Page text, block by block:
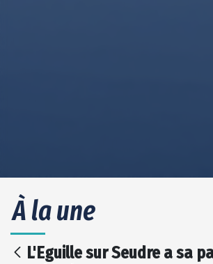
À la une
L'Eguille sur Seudre a sa